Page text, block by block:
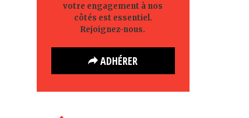
votre engagement à nos
côtés est essentiel.
Rejoignez-nous.
ADHÉRER